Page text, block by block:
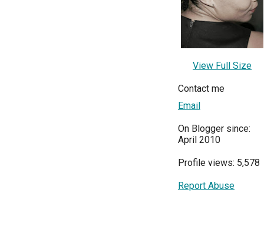
View Full Size
Contact me
Email
On Blogger since:
April 2010
Profile views: 5,578
Report Abuse